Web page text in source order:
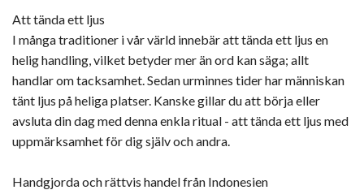
Att tända ett ljus
I många traditioner i vår värld innebär att tända ett ljus en
helig handling, vilket betyder mer än ord kan säga; allt
handlar om tacksamhet. Sedan urminnes tider har människan
tänt ljus på heliga platser. Kanske gillar du att börja eller
avsluta din dag med denna enkla ritual - att tända ett ljus med
uppmärksamhet för dig själv och andra.
Handgjorda och rättvis handel från Indonesien